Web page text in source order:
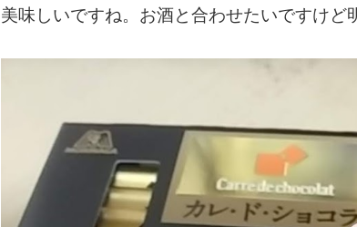
美味しいですね。お酒と合わせたいですけど